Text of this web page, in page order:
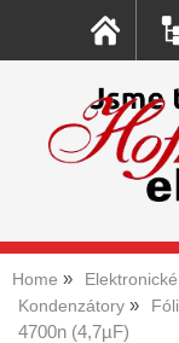
Home
Kondenzátory
4700n (4,7µF)